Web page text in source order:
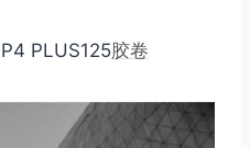
PLUS125胶卷